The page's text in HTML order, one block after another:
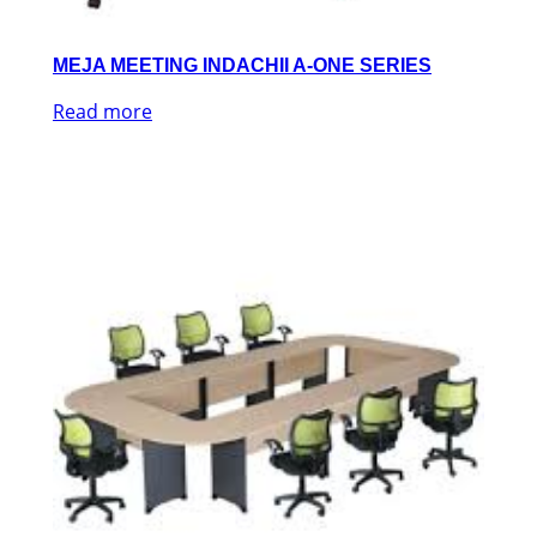
MEJA MEETING INDACHII A-ONE SERIES
Read more